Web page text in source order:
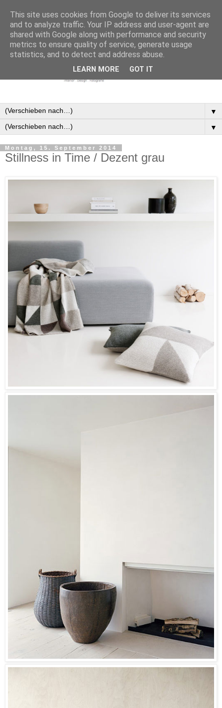
▼
▼
Montag, 15. September 2014
Stillness in Time / Dezent grau
This site uses cookies from Google to deliver its services
and to analyze traffic. Your IP address and user-agent are
shared with Google along with performance and security
metrics to ensure quality of service, generate usage
statistics, and to detect and address abuse.
LEARN MORE GOT IT